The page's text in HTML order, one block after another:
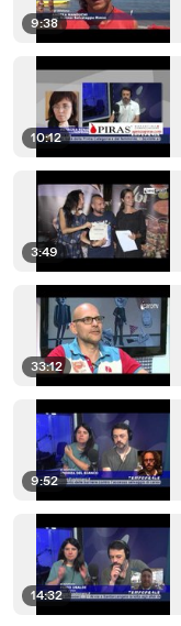
9:38
10:12
3:49
33:12
9:52
14:32